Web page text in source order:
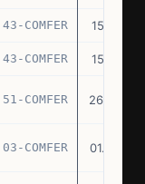
43-COMFER 15.11.76
43-COMFER 15.11.76
51-COMFER 26.12.76
03-COMFER 01.02.77